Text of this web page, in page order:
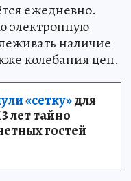
ежедневно.
электронную
наличие
колебания цен.
«сетку»для
лет тайно
гостей